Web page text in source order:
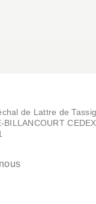
de Lattre de
BILLANCOURT CEDEX